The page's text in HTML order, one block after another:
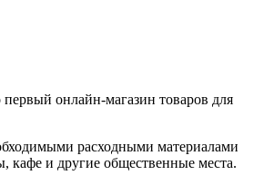
онлайн-магазин товаров для
расходными материалами
кафе и другие общественные места.